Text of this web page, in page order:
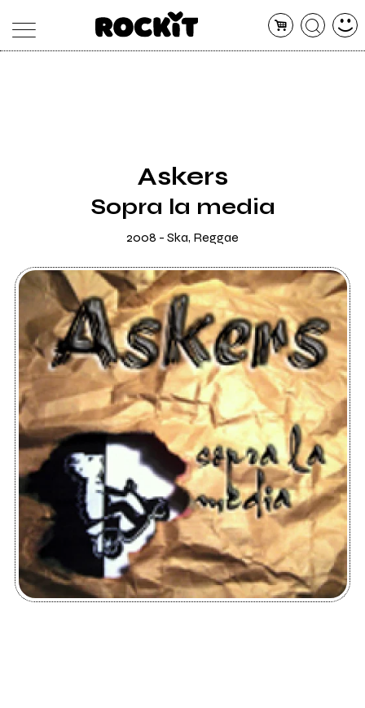
RADIO
Askers
Sopra la media
2008 - Ska, Reggae